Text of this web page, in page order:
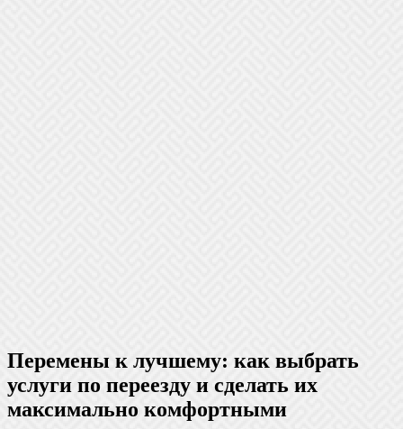
Перемены к лучшему: как выбрать
услуги по переезду и сделать их
максимально комфортными